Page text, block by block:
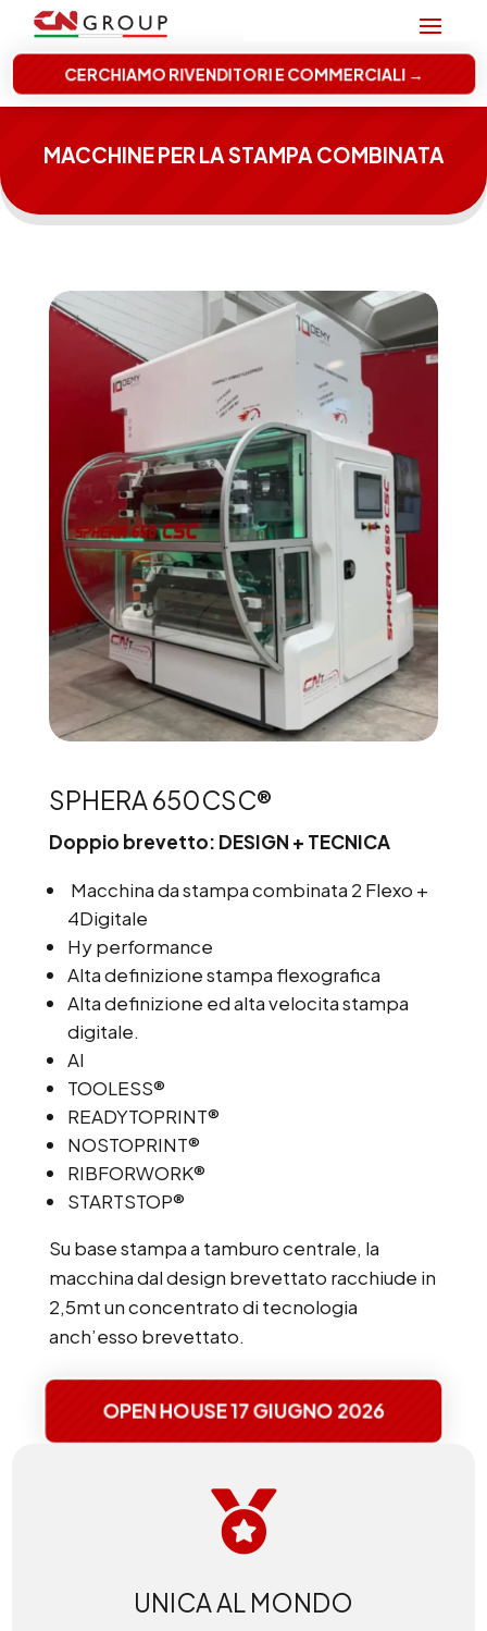
CERCHIAMO RIVENDITORI E COMMERCIALI →
MACCHINE PER LA STAMPA COMBINATA
SPHERA 650CSC®
Doppio brevetto: DESIGN + TECNICA
Macchina da stampa combinata 2 Flexo +
4Digitale
Hy performance
Alta definizione stampa flexografica
Alta definizione ed alta velocita stampa
digitale.
AI
TOOLESS®
READYTOPRINT®
NOSTOPRINT®
RIBFORWORK®
STARTSTOP®
Su base stampa a tamburo centrale, la
macchina dal design brevettato racchiude in
2,5mt un concentrato di tecnologia
anch’esso brevettato.
OPEN HOUSE 17 GIUGNO 2026

UNICA AL MONDO